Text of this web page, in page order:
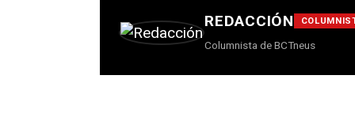
REDACCIÓN
Columnista de BCTneus